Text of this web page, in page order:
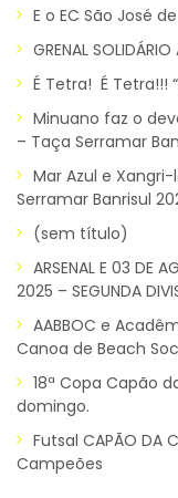
E o EC São José
GRENAL
É Tetra! É Tetra!!!
Minuano faz o
– Taça Serramar
Mar Azul e
Serramar Banrisul
(sem título)
ARSENAL E 03 DE
2025 – SEGUNDA
AABBOC e
Canoa de Beach
18ª Copa Capão
domingo.
Futsal CAPÃO DA
Campeões